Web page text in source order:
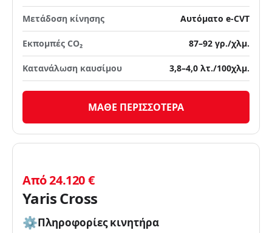
Μετάδοση κίνησης Αυτόματο e-CVT
Εκπομπές CO₂ 87–92 γρ./χλμ.
Κατανάλωση καυσίμου 3,8–4,0 λτ./100χλμ.
ΜΑΘΕ ΠΕΡΙΣΣΟΤΕΡΑ
Από 24.120 €
Yaris Cross
Πληροφορίες κινητήρα